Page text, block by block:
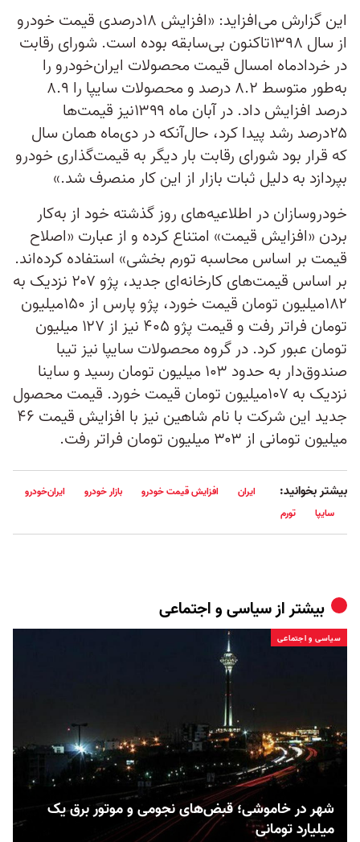
این گزارش می‌افزاید: «افزایش ۱۸درصدی قیمت خودرو
از سال ۱۳۹۸تاکنون بی‌سابقه بوده است. شورای رقابت
در خردادماه امسال قیمت محصولات ایران‌خودرو را
به‌طور متوسط ۸.۲ درصد و محصولات سایپا را ۸.۹
درصد افزایش داد. در آبان ماه ۱۳۹۹نیز قیمت‌ها
۲۵درصد رشد پیدا کرد، حال‌آنکه در دی‌ماه همان سال
که قرار بود شورای رقابت بار دیگر به قیمت‌گذاری خودرو
بپردازد به دلیل ثبات بازار از این کار منصرف شد.»
خودروسازان در اطلاعیه‌های روز گذشته خود از به‌کار
بردن «افزایش قیمت» امتناع کرده و از عبارت «اصلاح
قیمت بر اساس محاسبه تورم بخشی» استفاده کرده‌اند.
بر اساس قیمت‌های کارخانه‌ای جدید، پژو ۲۰۷ نزدیک به
۱۸۲میلیون تومان قیمت خورد، پژو پارس از ۱۵۰میلیون
تومان فراتر رفت و قیمت پژو ۴۰۵ نیز از ۱۲۷ میلیون
تومان عبور کرد. در گروه محصولات سایپا نیز تیبا
صندوق‌دار به حدود ۱۰۳ میلیون تومان رسید و ساینا
نزدیک به ۱۰۷میلیون تومان قیمت خورد. قیمت محصول
جدید این شرکت با نام شاهین نیز با افزایش قیمت ۴۶
میلیون تومانی از ۳۰۳ میلیون تومان فراتر رفت.
بیشتر بخوانید: ایران افزایش قیمت خودرو بازار خودرو
ایران‌خودرو
سایپا
تورم
بیشتر ازسیاسی و اجتماعی
سیاسی و اجتماعی
شهر در خاموشی؛ قبض‌های نجومی و موتور برق یک
میلیارد تومانی